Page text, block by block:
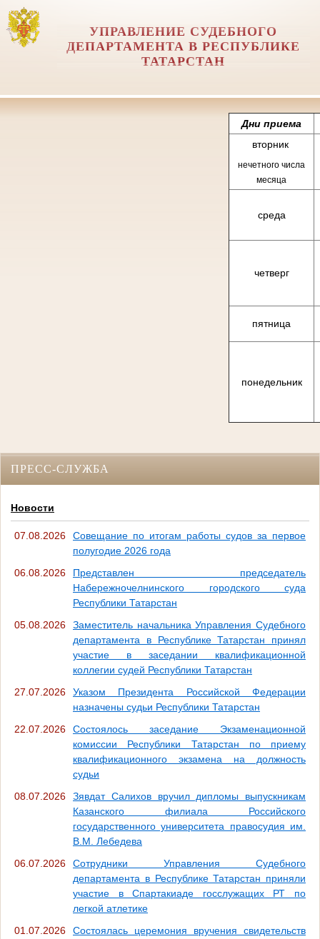
УПРАВЛЕНИЕ СУДЕБНОГО
ДЕПАРТАМЕНТА В РЕСПУБЛИКЕ
ТАТАРСТАН
Дни приема
вторник
нечетного числа
месяца
среда
четверг
пятница
понедельник
ПРЕСС-СЛУЖБА
Новости
07.08.2026
Совещание по итогам работы судов за первое
полугодие 2026 года
06.08.2026
Представлен председатель
Набережночелнинского городского суда
Республики Татарстан
05.08.2026
Заместитель начальника Управления Судебного
департамента в Республике Татарстан принял
участие в заседании квалификационной
коллегии судей Республики Татарстан
27.07.2026
Указом Президента Российской Федерации
назначены судьи Республики Татарстан
22.07.2026
Состоялось заседание Экзаменационной
комиссии Республики Татарстан по приему
квалификационного экзамена на должность
судьи
08.07.2026
Зявдат Салихов вручил дипломы выпускникам
Казанского филиала Российского
государственного университета правосудия им.
В.М. Лебедева
06.07.2026
Сотрудники Управления Судебного
департамента в Республике Татарстан приняли
участие в Спартакиаде госслужащих РТ по
легкой атлетике
01.07.2026
Состоялась церемония вручения свидетельств